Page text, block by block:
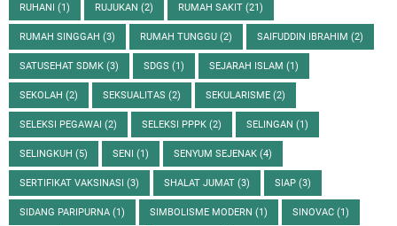
RUHANI (1) RUJUKAN (2) RUMAH SAKIT (21)
RUMAH SINGGAH (3) RUMAH TUNGGU (2) SAIFUDDIN IBRAHIM (2)
SATUSEHAT SDMK (3) SDGS (1) SEJARAH ISLAM (1)
SEKOLAH (2) SEKSUALITAS (2) SEKULARISME (2)
SELEKSI PEGAWAI (2) SELEKSI PPPK (2) SELINGAN (1)
SELINGKUH (5) SENI (1) SENYUM SEJENAK (4)
SERTIFIKAT VAKSINASI (3) SHALAT JUMAT (3) SIAP (3)
SIDANG PARIPURNA (1) SIMBOLISME MODERN (1) SINOVAC (1)